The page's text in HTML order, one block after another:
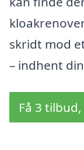
skridt mod
– indhent
Få 3